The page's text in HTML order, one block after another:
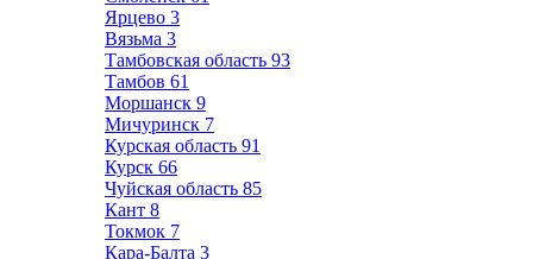
Ярцево 3
Вязьма 3
Тамбовская область 93
Тамбов 61
Моршанск 9
Мичуринск 7
Курская область 91
Курск 66
Чуйская область 85
Кант 8
Токмок 7
Кара-Балта 3